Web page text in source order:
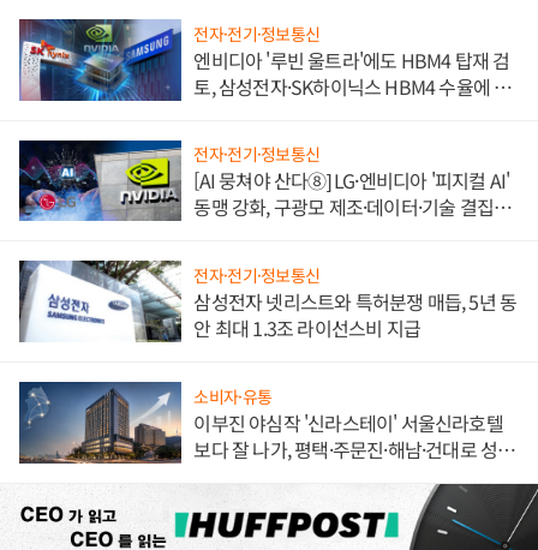
전자·전기·정보통신
엔비디아 '루빈 울트라'에도 HBM4 탑재 검
토, 삼성전자·SK하이닉스 HBM4 수율에 주
전자·전기·정보통신
[AI 뭉쳐야 산다⑧] LG·엔비디아 '피지컬 AI'
동맹 강화, 구광모 제조·데이터·기술 결집
전자·전기·정보통신
삼성전자 넷리스트와 특허분쟁 매듭, 5년 동
안 최대 1.3조 라이선스비 지급
소비자·유통
이부진 야심작 '신라스테이' 서울신라호텔
보다 잘 나가, 평택·주문진·해남·건대로 성